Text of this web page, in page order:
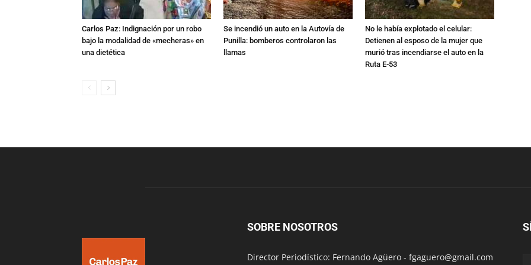
Carlos Paz: Indignación por un robo
bajo la modalidad de «mecheras» en
una dietética
Se incendió un auto en la Autovía de
Punilla: bomberos controlaron las
llamas
No le había explotado el celular:
Detienen al esposo de la mujer que
murió tras incendiarse el auto en la
Ruta E-53
SOBRE NOSOTROS
Director Periodístico: Fernando Agüero - fgaguero@gmail.com